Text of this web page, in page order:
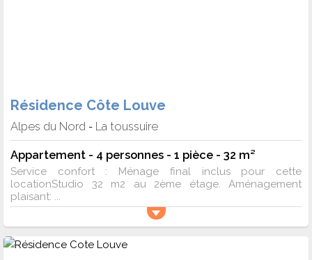
Résidence Côte Louve
Alpes du Nord - La toussuire
Appartement - 4 personnes - 1 pièce - 32 m²
Service confort : Ménage final inclus pour cette
locationStudio 32 m2 au 2ème étage. Aménagement
plaisant: ...